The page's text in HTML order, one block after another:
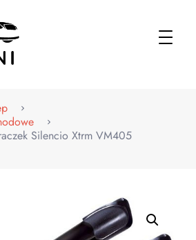
Silencio Xtrm VM405